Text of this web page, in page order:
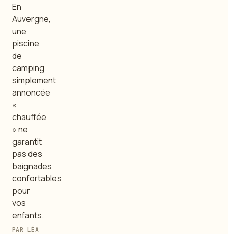
En
Auvergne,
une
piscine
de
camping
simplement
annoncée
«
chauffée
» ne
garantit
pas des
baignades
confortables
pour
vos
enfants.
PAR LÉA